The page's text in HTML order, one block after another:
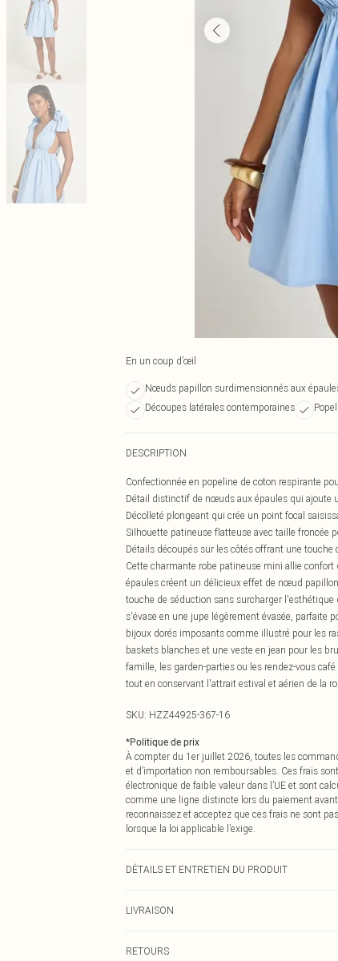
En un coup d’œil
Nœuds papillon surdimensionnés aux
Découpes latérales contemporaines
DESCRIPTION
Confectionnée en popeline de coton respirante
Détail distinctif de nœuds aux épaules qui ajoute
Décolleté plongeant qui crée un point focal
Silhouette patineuse flatteuse avec taille froncée
Détails découpés sur les côtés offrant une
Cette charmante robe patineuse mini allie
épaules créent un délicieux effet de nœud
touche de séduction sans surcharger l'esthétique
s'évase en une jupe légèrement évasée, parfaite
bijoux dorés imposants comme illustré pour les
baskets blanches et une veste en jean pour les
famille, les garden-parties ou les rendez-vous
tout en conservant l'attrait estival et aérien de la
SKU: HZZ44925-367-16
*Politique de prix
À compter du 1er juillet 2026, toutes les
et d’importation non remboursables. Ces frais
électronique de faible valeur dans l’UE et sont
comme une ligne distincte lors du paiement
reconnaissez et acceptez que ces frais ne sont
lorsque la loi applicable l’exige.
DÉTAILS ET ENTRETIEN DU PRODUIT
LIVRAISON
RETOURS